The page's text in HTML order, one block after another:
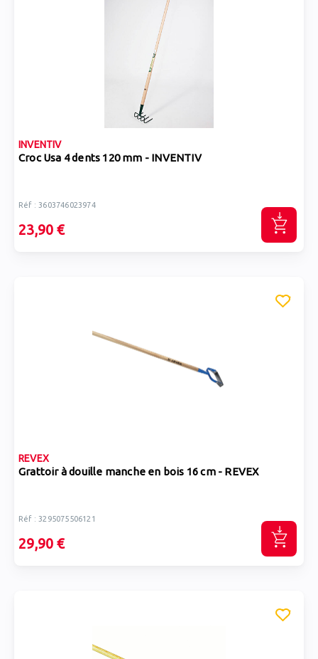
INVENTIV
Croc Usa 4 dents 120 mm - INVENTIV
Réf : 3603746023974
23,90 €
REVEX
Grattoir à douille manche en bois 16 cm - REVEX
Réf : 3295075506121
29,90 €